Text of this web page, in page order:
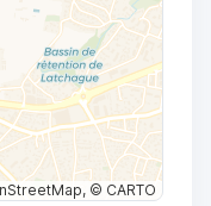
© CARTO